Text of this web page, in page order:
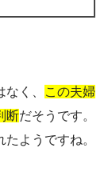
く、
この夫婦
断だそうです。
ようですね。